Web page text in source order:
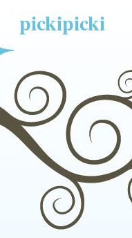
pickipicki